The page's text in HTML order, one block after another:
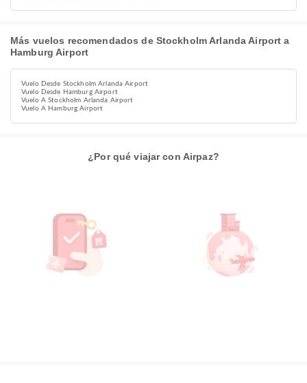
Más vuelos recomendados de Stockholm Arlanda Airport a
Hamburg Airport
Vuelo Desde Stockholm Arlanda Airport
Vuelo Desde Hamburg Airport
Vuelo A Stockholm Arlanda Airport
Vuelo A Hamburg Airport
¿Por qué viajar con Airpaz?